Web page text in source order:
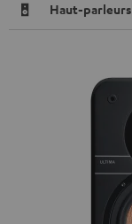
Haut-parleurs